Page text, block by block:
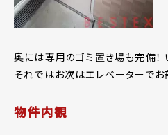
奥には専用のゴミ置き場も完備
それではお次はエレベーターでお
物件内観